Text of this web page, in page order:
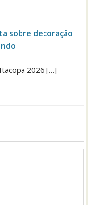
sobre decoração
2026 […]